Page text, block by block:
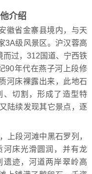
介绍
省金寨县境内，与天
3A级风景区。沪汉蓉高
而过，312国道、宁西铁
90年代在燕子河上段修
河床裸露出来，此地石
、切割，形成了造型特
陆续发现其它景点，逐
段河滩中黑石罗列，
河床光滑圆润，并有龙
迹，河道两岸翠岭高